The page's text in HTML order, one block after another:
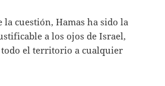
la cuestión, Hamas ha sido la
a los ojos de Israel,
todo el territorio a cualquier